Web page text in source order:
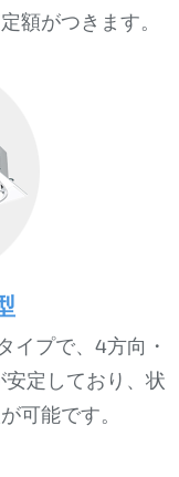
額がつきます。
イプで、4方向・
定しており、状
可能です。